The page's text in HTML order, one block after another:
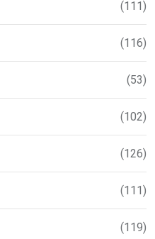
(111)
(116)
(53)
(102)
(126)
(111)
(119)